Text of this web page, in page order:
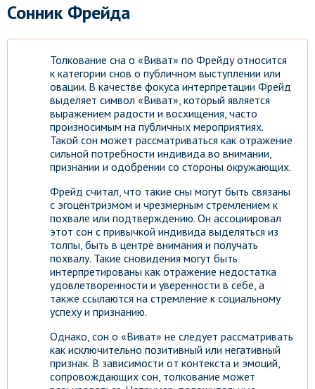
Сонник Фрейда
Толкование сна о «Виват» по Фрейду относится
к категории снов о публичном выступлении или
овации. В качестве фокуса интерпретации Фрейд
выделяет символ «Виват», который является
выражением радости и восхищения, часто
произносимым на публичных мероприятиях.
Такой сон может рассматриваться как отражение
сильной потребности индивида во внимании,
признании и одобрении со стороны окружающих.
Фрейд считал, что такие сны могут быть связаны
с эгоцентризмом и чрезмерным стремлением к
похвале или подтверждению. Он ассоциировал
этот сон с привычкой индивида выделяться из
толпы, быть в центре внимания и получать
похвалу. Такие сновидения могут быть
интерпретированы как отражение недостатка
удовлетворенности и уверенности в себе, а
также ссылаются на стремление к социальному
успеху и признанию.
Однако, сон о «Виват» не следует рассматривать
как исключительно позитивный или негативный
признак. В зависимости от контекста и эмоций,
сопровождающих сон, толкование может